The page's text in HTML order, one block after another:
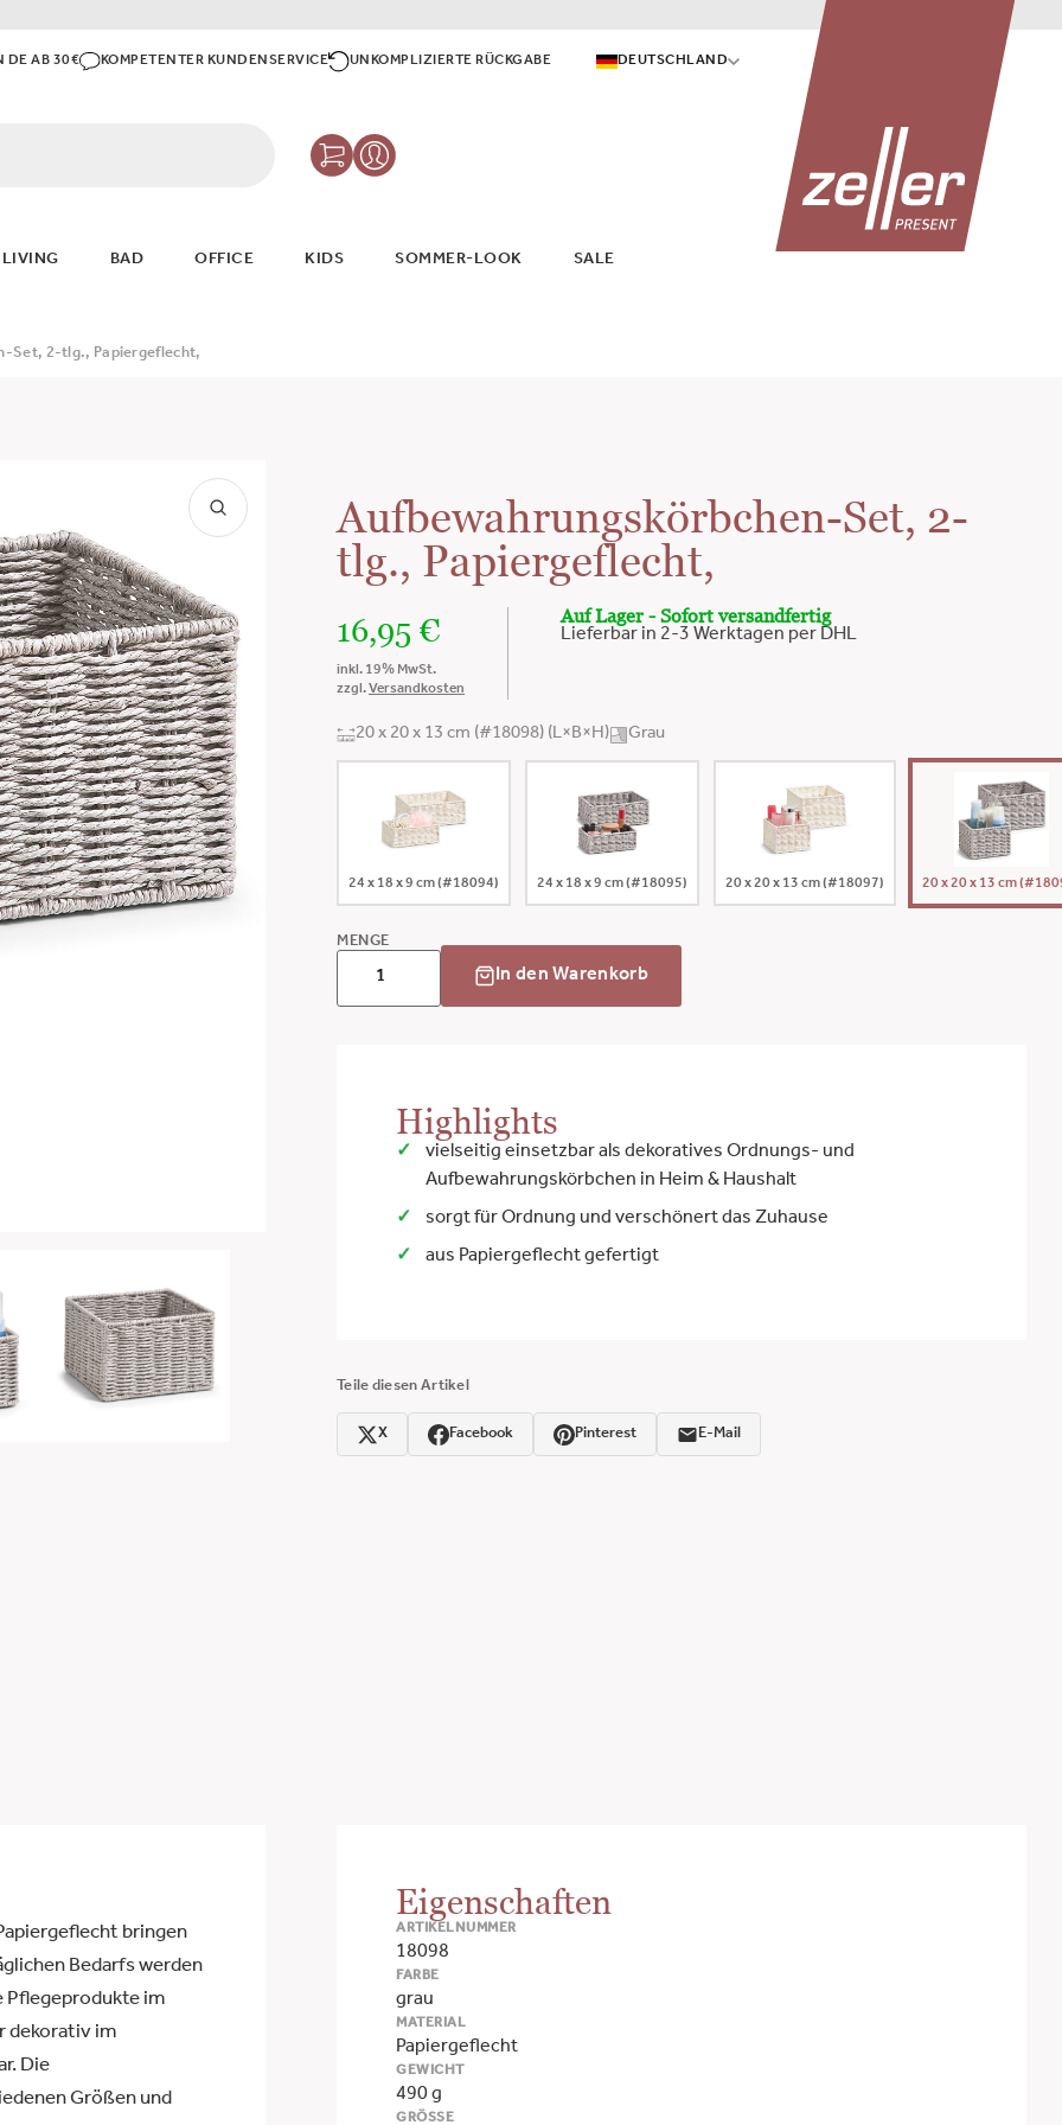
DE AB 30€ KOMPETENTER KUNDENSERVICE UNKOMPLIZIERTE RÜCKGABE DEUTSCHLAND
BAD OFFICE KIDS SOMMER-LOOK SALE
Set, 2-tlg., Papiergeflecht,
Aufbewahrungskörbchen-Set, 2-
tlg., Papiergeflecht,
16,95 €
inkl. 19% MwSt.
zzgl. Versandkosten
Auf Lager - Sofort versandfertig
Lieferbar in 2-3 Werktagen per DHL
20 x 20 x 13 cm (#18098) (L×B×H) Grau
24 x 18 x 9 cm (#18094) 24 x 18 x 9 cm (#18095) 20 x 20 x 13 cm (#18097) 20 x 20 x 13 cm
MENGE
In den Warenkorb
Highlights
vielseitig einsetzbar als dekoratives Ordnungs- und
Aufbewahrungskörbchen in Heim & Haushalt
sorgt für Ordnung und verschönert das Zuhause
aus Papiergeflecht gefertigt
Teile diesen Artikel
X Facebook Pinterest E-Mail
bringen
Bedarfs werden
Pflegeprodukte im
dekorativ im
Die
Größen und
Eigenschaften
ARTIKELNUMMER
18098
FARBE
grau
MATERIAL
Papiergeflecht
GEWICHT
490 g
GRÖSSE